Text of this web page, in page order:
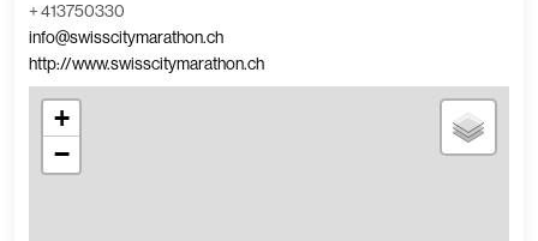
+ 413750330
info@swisscitymarathon.ch
http://www.swisscitymarathon.ch
+
−